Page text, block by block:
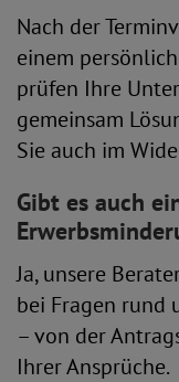
Nach der
einem
prüfen Ihre
gemeinsam
Sie auch im
Gibt es auch
Ja, unsere
bei Fragen rund
– von der
Ihrer Ansprüche.